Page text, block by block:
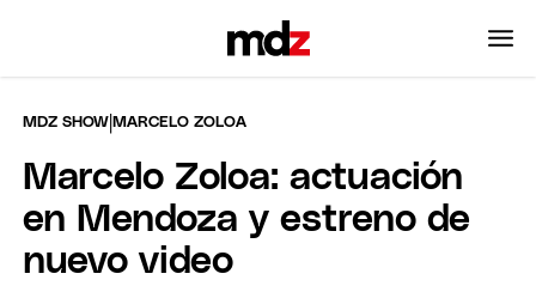
MDZ SHOW |MARCELO ZOLOA
Marcelo Zoloa: actuación
en Mendoza y estreno de
nuevo video